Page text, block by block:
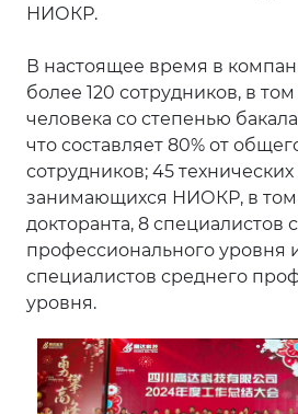
НИОКР.
В настоящее время в
более 120 сотрудников, в
человека со степенью
что составляет 80% от
сотрудников; 45
занимающихся НИОКР, в том
докторанта, 8 специалистов
профессионального уровня
специалистов среднего
уровня.